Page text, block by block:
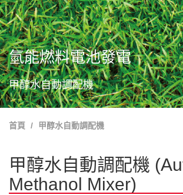
氫能燃料電池發電
甲醇水自動調配機
首頁 甲醇水自動調配機
甲醇水自動調配機
Methanol Mixer)